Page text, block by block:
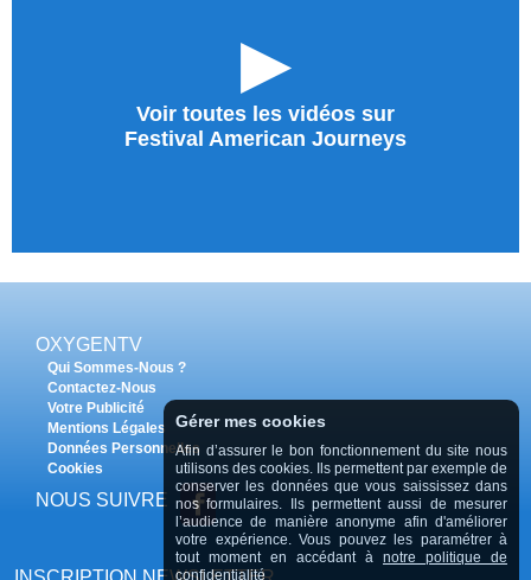
►
Voir toutes les vidéos sur
Festival American Journeys
OXYGENTV
Qui Sommes-Nous ?
Contactez-Nous
Votre Publicité
Mentions Légales
Données Personnelles
Cookies
NOUS SUIVRE
Gérer mes cookies
Afin d’assurer le bon fonctionnement du site nous
utilisons des cookies. Ils permettent par exemple de
conserver les données que vous saississez dans
nos formulaires. Ils permettent aussi de mesurer
l’audience de manière anonyme afin d'améliorer
votre expérience. Vous pouvez les paramétrer à
tout moment en accédant à notre politique de
confidentialité